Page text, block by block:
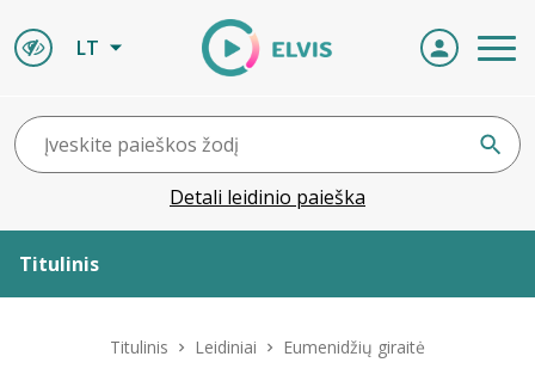
LT
Detali leidinio paieška
Titulinis
Titulinis Leidiniai Eumenidžių giraitė